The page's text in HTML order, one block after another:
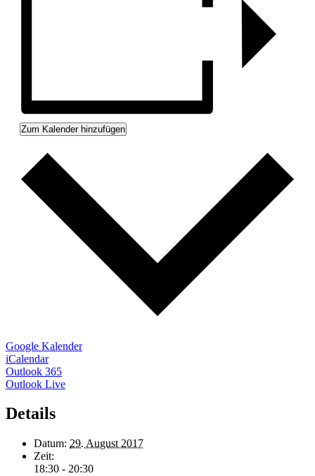
Zum Kalender hinzufügen
Google Kalender
iCalendar
Outlook 365
Outlook Live
Details
Datum: 29. August 2017
Zeit:
18:30 - 20:30